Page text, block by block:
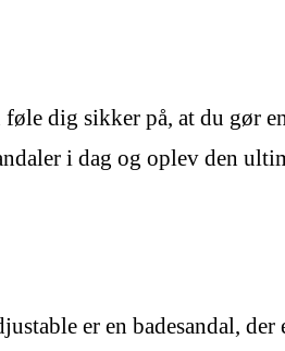
føle dig sikker på, at du
i dag og oplev den
er en badesandal,